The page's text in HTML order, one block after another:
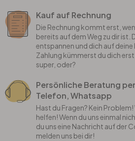
Kauf auf Rechnung
Die Rechnung kommt erst,
bereits auf dem Weg zu dir ist.
entspannen und dich auf
Zahlung kümmerst du dich
super, oder?
Persönliche Beratung
Telefon, Whatsapp
Hast du Fragen? Kein Problem!
helfen! Wenn du uns einmal
du uns eine Nachricht auf der
melden uns bei dir!